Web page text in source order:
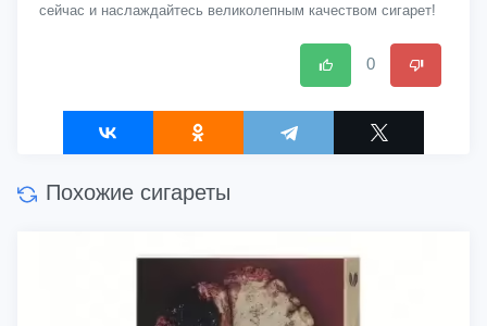
сейчас и наслаждайтесь великолепным качеством сигарет!
0
Похожие сигареты